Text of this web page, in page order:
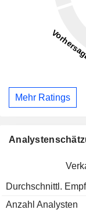
Mehr Ratings
Durchschnittl.
Anzahl Analysten